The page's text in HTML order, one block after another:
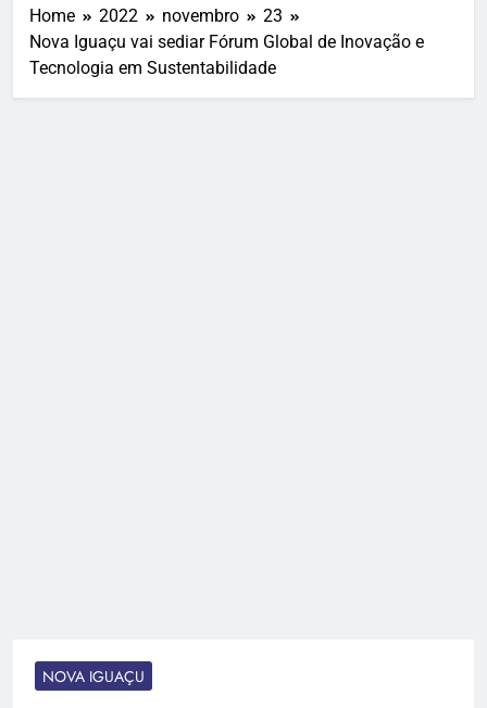
Home 2022 novembro
23
Nova Iguaçu vai sediar Fórum Global de Inovação e
Tecnologia em Sustentabilidade
NOVA IGUAÇU